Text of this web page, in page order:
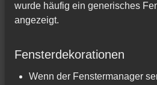
wurde häufig ein generisches
angezeigt.
Fensterdekorationen
Wenn der Fenstermanager